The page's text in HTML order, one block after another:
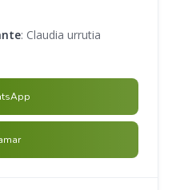
: Claudia urrutia